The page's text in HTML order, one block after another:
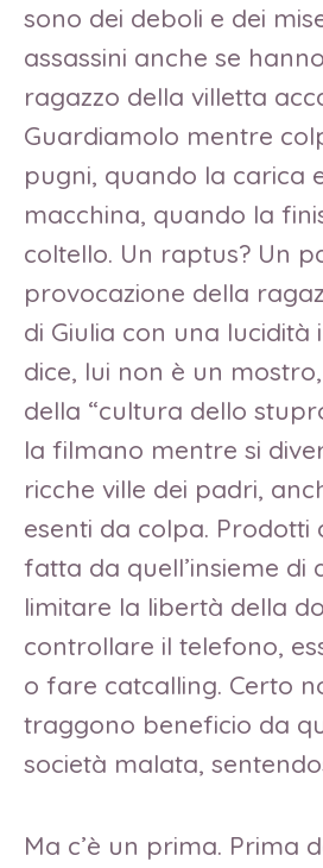
sono dei deboli e dei
assassini anche se
ragazzo della villetta
Guardiamolo mentre
pugni, quando la carica
macchina, quando la
coltello. Un raptus? Un
provocazione della
di Giulia con una lucidità
dice, lui non è un
della “cultura dello
la filmano mentre si
ricche ville dei padri,
esenti da colpa. Prodotti
fatta da quell’insieme di
limitare la libertà della
controllare il telefono,
o fare catcalling. Certo
traggono beneficio da
società malata,
Ma c’è un prima. Prima